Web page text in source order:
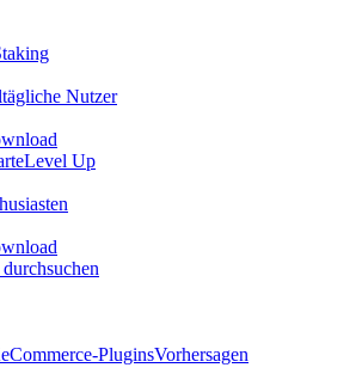
Nutzer
Level Up
eCommerce-PluginsVorhersagen